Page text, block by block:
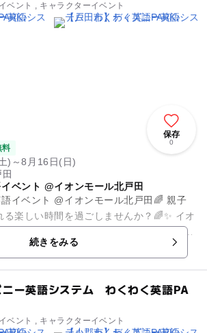
ベント , キャラクターイベント
保存
0
料
)～8月16日(日)
ベント @イオンモール北戸田
ベント @イオンモール北戸田🌈 親子
楽しい時間を過ごしませんか？🌈✨ イオ
子で楽しめる英語イベントを開催します♪
続きをみる
ニー英語システム わくわく英語PA
ベント , キャラクターイベント